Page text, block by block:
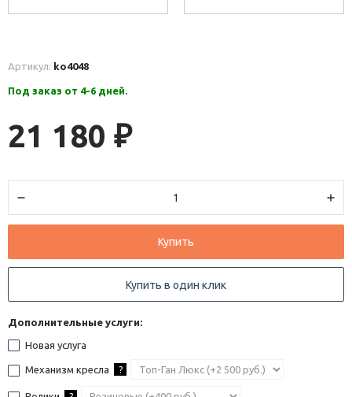
Артикул: ko4048
Под заказ от 4-6 дней.
21 180 ₽
Купить
Купить в один клик
Дополнительные услуги:
Новая услуга
Механизм кресла ?